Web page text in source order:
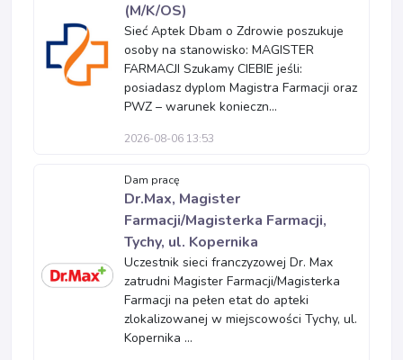
(M/K/OS)
Sieć Aptek Dbam o Zdrowie poszukuje
osoby na stanowisko: MAGISTER
FARMACJI Szukamy CIEBIE jeśli:
posiadasz dyplom Magistra Farmacji oraz
PWZ – warunek konieczn...
2026-08-06 13:53
Dam pracę
Dr.Max, Magister
Farmacji/Magisterka Farmacji,
Tychy, ul. Kopernika
Uczestnik sieci franczyzowej Dr. Max
zatrudni Magister Farmacji/Magisterka
Farmacji na pełen etat do apteki
zlokalizowanej w miejscowości Tychy, ul.
Kopernika ...